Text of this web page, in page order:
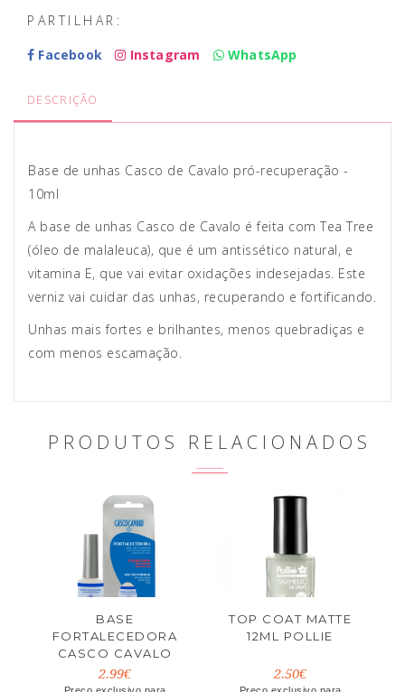
PARTILHAR:
Facebook
Instagram WhatsApp
DESCRIÇÃO
Base de unhas Casco de Cavalo pró-recuperação -
10ml
A base de unhas Casco de Cavalo é feita com Tea Tree
(óleo de malaleuca), que é um antissético natural, e
vitamina E, que vai evitar oxidações indesejadas. Este
verniz vai cuidar das unhas, recuperando e fortificando.
Unhas mais fortes e brilhantes, menos quebradiças e
com menos escamação.
PRODUTOS RELACIONADOS
BASE
FORTALECEDORA
CASCO CAVALO
10ML
2.99€
TOP COAT MATTE
12ML POLLIE
2.50€